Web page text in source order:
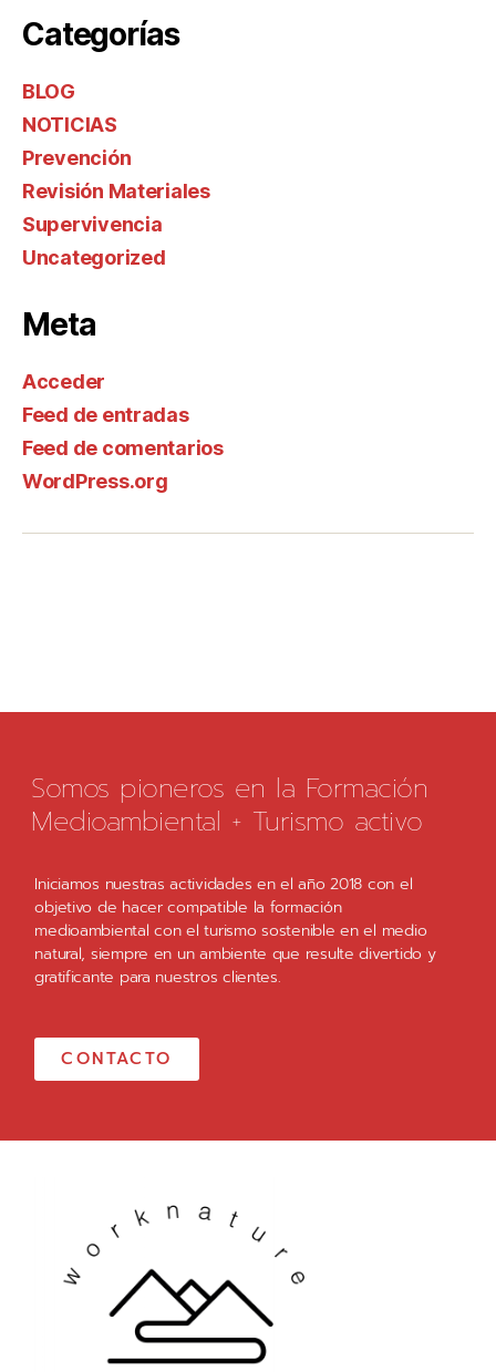
Categorías
BLOG
NOTICIAS
Prevención
Revisión Materiales
Supervivencia
Uncategorized
Meta
Acceder
Feed de entradas
Feed de comentarios
WordPress.org
Somos pioneros en la Formación
Medioambiental + Turismo activo
Iniciamos nuestras actividades en el año 2018 con el
objetivo de hacer compatible la formación
medioambiental con el turismo sostenible en el medio
natural, siempre en un ambiente que resulte divertido y
gratificante para nuestros clientes.
CONTACTO